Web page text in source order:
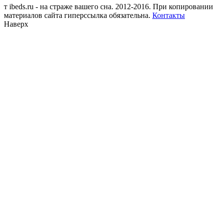
т ibeds.ru - на страже вашего сна. 2012-2016. При копировании
материалов сайта гиперссылка обязательна. Контакты
Наверх